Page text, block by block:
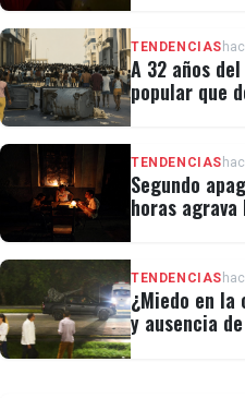
TENDENCIAS
A 32 años
popular que
TENDENCIAS
Segundo
horas
TENDENCIAS
¿Miedo en la
y ausencia